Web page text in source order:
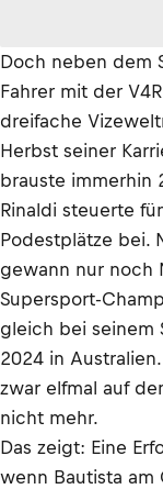
Doch neben dem
Fahrer mit der
dreifache
Herbst seiner
brauste immerhin
Rinaldi steuerte
Podestplätze bei.
gewann nur noch
Supersport-
gleich bei seinem
2024 in
zwar elfmal auf
nicht mehr.
Das zeigt: Eine
wenn Bautista am